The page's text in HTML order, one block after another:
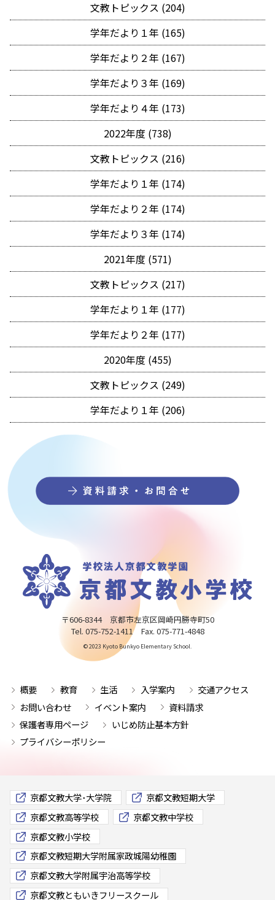
文教トピックス (204)
学年だより１年 (165)
学年だより２年 (167)
学年だより３年 (169)
学年だより４年 (173)
2022年度 (738)
文教トピックス (216)
学年だより１年 (174)
学年だより２年 (174)
学年だより３年 (174)
2021年度 (571)
文教トピックス (217)
学年だより１年 (177)
学年だより２年 (177)
2020年度 (455)
文教トピックス (249)
学年だより１年 (206)
〒606-8344 京都市左京区岡崎円勝寺町50
Tel. 075-752-1411 Fax. 075-771-4848
© 2023 Kyoto Bunkyo Elementary School.
概要 教育 生活 入学案内
交通アクセス
お問い合わせ
イベント案内
資料請求
保護者専用ページ
いじめ防止基本方針
プライバシーポリシー
京都文教大学･大学院
京都文教短期大学
京都文教高等学校
京都文教中学校
京都文教小学校
京都文教短期大学附属家政城陽幼稚園
京都文教大学附属宇治高等学校
京都文教ともいきフリースクール